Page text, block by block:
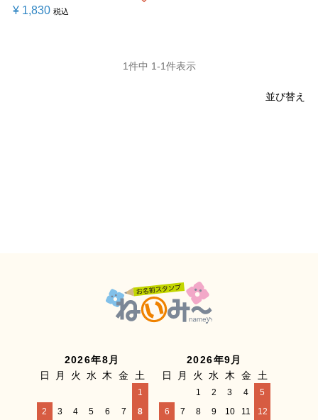
¥ 1,830 税込
並び替え
1件中 1-1件表示
2026年8月
日
月 火 水 木 金 土
1
2
3 4 5 6 7 8
2026年9月
日
月 火 水 木 金 土
1 2 3 4
5
6
7 8 9 10 11 12